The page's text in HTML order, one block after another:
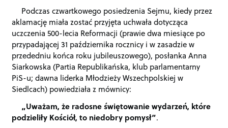
Podczas czwartkowego posiedzenia Sejmu, kiedy przez
aklamację miała zostać przyjęta uchwała dotycząca
uczczenia 500-lecia Reformacji (prawie dwa miesiące po
przypadającej 31 października rocznicy i w zasadzie w
przededniu końca roku jubileuszowego), posłanka Anna
Siarkowska (Partia Republikańska, klub parlamentarny
PiS-u; dawna liderka Młodzieży Wszechpolskiej w
Siedlcach) powiedziała z mównicy:
„Uważam, że radosne świętowanie wydarzeń, które
podzieliły Kościół, to niedobry pomysł”.